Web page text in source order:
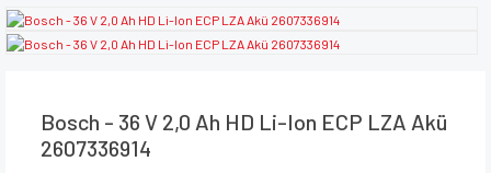
Bosch - 36 V 2,0 Ah HD Li-Ion ECP LZA Akü
2607336914